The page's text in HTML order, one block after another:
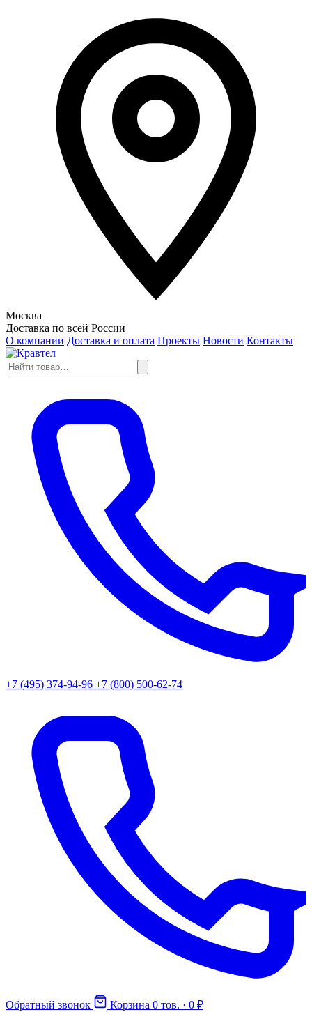
Москва
Доставка по всей России
О компании Доставка и оплата Проекты Новости Контакты
+7 (495) 374-94-96 +7 (800) 500-62-74
Обратный звонок Корзина 0 тов. · 0 ₽